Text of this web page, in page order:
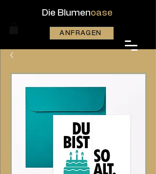
Die Blumenoase
ANFRAGEN